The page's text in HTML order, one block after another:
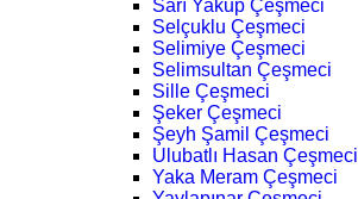
Sarı Yakup Çeşmeci
Selçuklu Çeşmeci
Selimiye Çeşmeci
Selimsultan Çeşmeci
Sille Çeşmeci
Şeker Çeşmeci
Şeyh Şamil Çeşmeci
Ulubatlı Hasan Çeşmeci
Yaka Meram Çeşmeci